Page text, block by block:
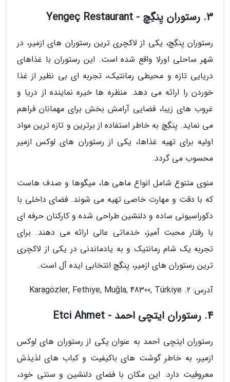
3. رستوران یِنگِچ - Yengeç Restaurant
رستوران یِنگِچ، یکی از لاکچری ترین رستوران های ازمیر، در
شهر ساحلی اورلا واقع شده است. این رستوران با غذاهای
دریایی تازه و محیطی رمانتیک، تجربه ای بی نظیر از غذا
خوردن را ارائه می دهد. منظره ها خیره نماینده از دریا و
غروب های زیبا، فضایی آرامش بخش برای مهمانان فراهم
می نماید. یِنگِچ به خاطر استفاده از برترین و تازه ترین مواد
اولیه برای تهیه غذاها، یکی از رستوران های لوکس ازمیر
محسوب می گردد.
منوی متنوع شامل انواع ماهی ها، میگوها و صدف هاست
که با دقت و مهارت خاصی تهیه می شوند. فضای داخلی با
دکوراسیونی ساده و دلنشین طراحی شده و کارکنان حرفه ای
با رفتار محبت آمیز، خدماتی عالی ارائه می دهند. برای
تجربه یک شام رمانتیک و به یادماندنی در یکی از لاکچری
ترین رستوران های ازمیر، یِنگِچ انتخابی ایده آل است.
آدرس: 2. Karagözler, Fethiye, Muğla, 48300, Türkiye
4. رستوران ایتچی احمد - Etci Ahmet
رستوران ایتچی احمد به عنوان یکی از رستوران های لوکس
ازمیر، به خاطر گوشت های باکیفیت و کباب های لذیذش
معروفیت دارد. این مکان با فضای دلنشین و سنتی خود،